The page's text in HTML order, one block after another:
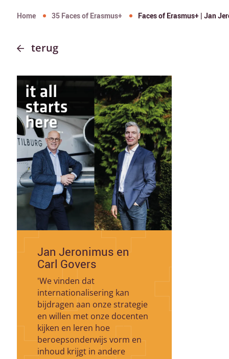
Home 35 Faces of Erasmus+ Faces of Erasmus+ | Jan
terug
Jan Jeronimus en
Carl Govers
'We vinden dat
internationalisering kan
bijdragen aan onze strategie
en willen met onze docenten
kijken en leren hoe
beroepsonderwijs vorm en
inhoud krijgt in andere